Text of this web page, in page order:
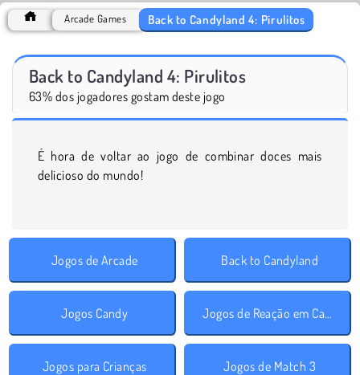
Arcade Games Back to Candyland 4: Pirulitos
Back to Candyland 4: Pirulitos
63% dos jogadores gostam deste jogo
É hora de voltar ao jogo de combinar doces mais
delicioso do mundo!
Jogos de Arcade Back to Candyland
Jogos Candy Jogos de Reação em Cadeia
Jogos para Crianças Jogos de Match 3